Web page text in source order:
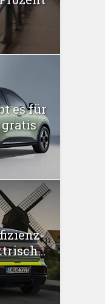
es für
gratis